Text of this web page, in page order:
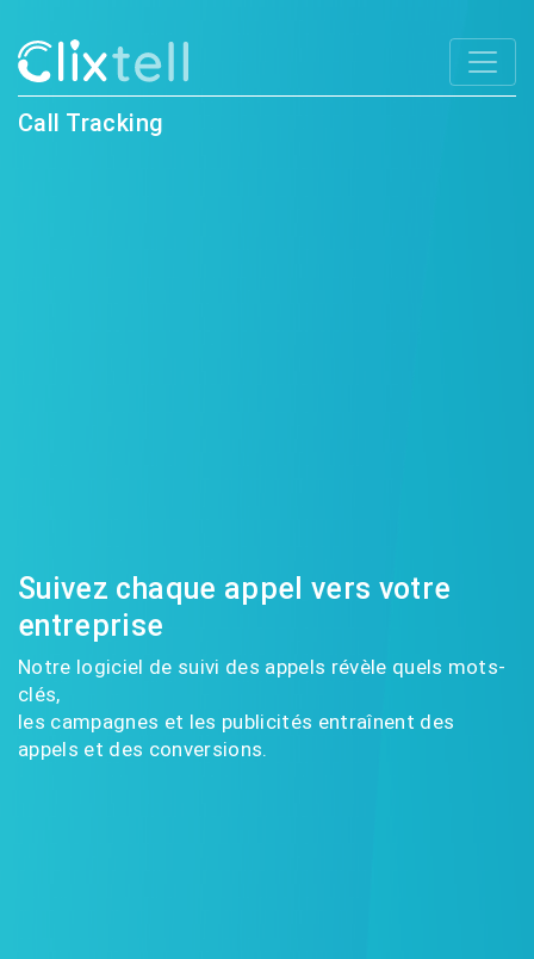
Call Tracking
Suivez chaque appel vers votre
entreprise
Notre logiciel de suivi des appels révèle quels mots-
clés,
les campagnes et les publicités entraînent des
appels et des conversions.